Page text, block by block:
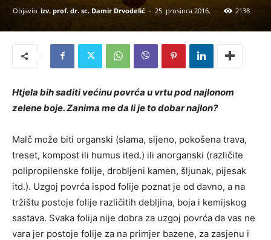
Objavio izv. prof. dr. sc. Damir Drvodelić - 25. prosinca 2016. 2138
Htjela bih saditi većinu povrća u vrtu pod najlonom
zelene boje. Zanima me da li je to dobar najlon?
Malč može biti organski (slama, sijeno, pokošena trava,
treset, kompost ili humus ited.) ili anorganski (različite
polipropilenske folije, drobljeni kamen, šljunak, pijesak
itd.). Uzgoj povrća ispod folije poznat je od davno, a na
tržištu postoje folije različitih debljina, boja i kemijskog
sastava. Svaka folija nije dobra za uzgoj povrća da vas ne
vara jer postoje folije za na primjer bazene, za zasjenu i